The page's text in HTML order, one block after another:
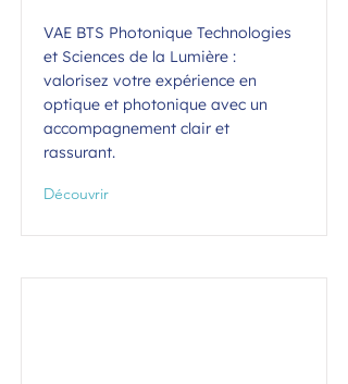
VAE BTS Photonique Technologies
et Sciences de la Lumière :
valorisez votre expérience en
optique et photonique avec un
accompagnement clair et
rassurant.
Découvrir